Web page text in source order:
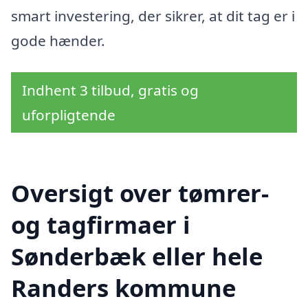
smart investering, der sikrer, at dit tag er i
gode hænder.
Indhent 3 tilbud, gratis og
uforpligtende
Oversigt over tømrer-
og tagfirmaer i
Sønderbæk eller hele
Randers kommune